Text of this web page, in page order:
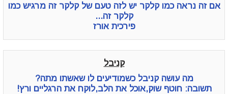
אם זה נראה כמו קלקר יש לזה טעם של קלקר זה מרגיש כמו
קלקר זה...
פירכית אורז
קניבל
מה עושה קניבל כשמודיעים לו שאשתו מתה?
תשובה: חוטף שוק,אוכל את הלב,לוקח את הרגליים ורץ!